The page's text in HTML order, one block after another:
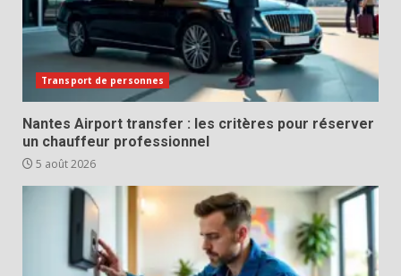
Transport de personnes
Nantes Airport transfer : les critères pour réserver
un chauffeur professionnel
5 août 2026